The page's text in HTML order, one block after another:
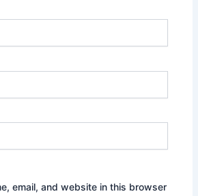
email, and website in this browser